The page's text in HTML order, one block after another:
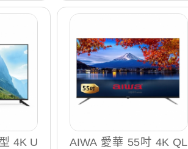
4K U
AIWA 愛華 55吋 4K QL